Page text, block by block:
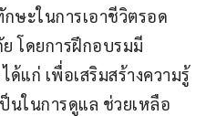
ษะในการเอาชีวิตรอด
โดยการฝึกอบรมมี
แก่ เพื่อเสริมสร้างความรู้
นในการดูแล ช่วยเหลือ